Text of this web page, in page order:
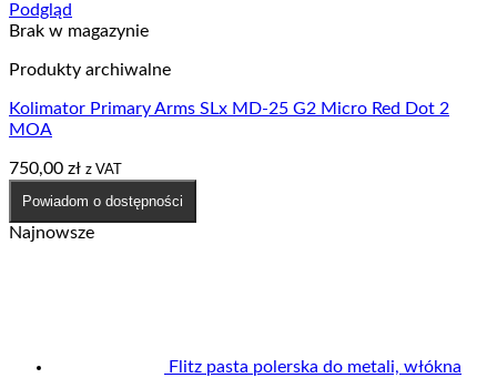
Podgląd
Brak w magazynie
Produkty archiwalne
Kolimator Primary Arms SLx MD-25 G2 Micro Red Dot 2
MOA
750,00 zł z VAT
Powiadom o dostępności
Najnowsze
Flitz pasta polerska do metali, włókna